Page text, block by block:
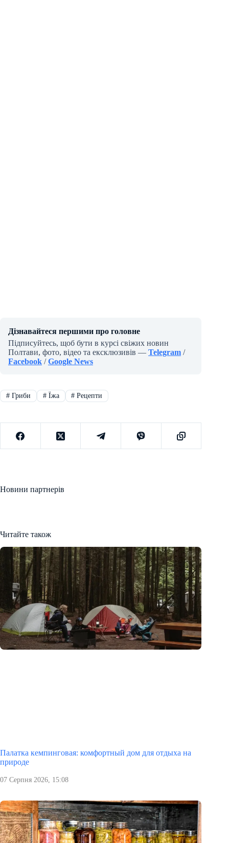
Дізнавайтеся першими про головне
Підписуйтесь, щоб бути в курсі свіжих новин
Полтави, фото, відео та ексклюзивів — Telegram /
Facebook /Google News
#Гриби #Їжа # Рецепти
Новини партнерів
Читайте також
Палатка кемпинговая: комфортный дом для отдыха на
природе
07 Серпня 2026, 15:08